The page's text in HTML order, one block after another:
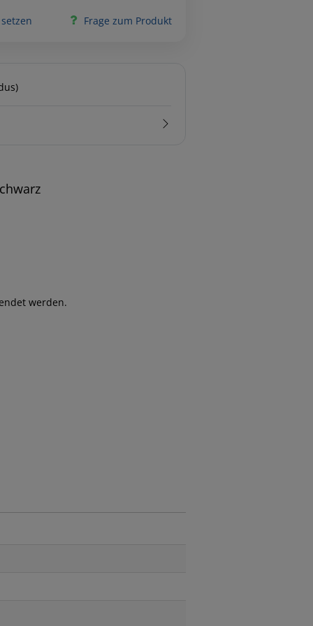
Frage zum Produkt
werden.